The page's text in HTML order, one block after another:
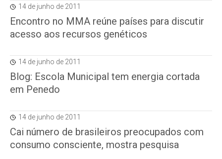
14 de junho de 2011
Encontro no MMA reúne países para discutir
acesso aos recursos genéticos
14 de junho de 2011
Blog: Escola Municipal tem energia cortada
em Penedo
14 de junho de 2011
Cai número de brasileiros preocupados com
consumo consciente, mostra pesquisa